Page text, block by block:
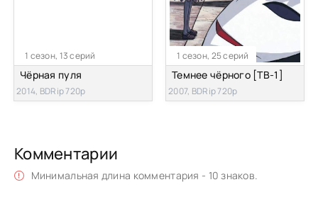
1 сезон, 13 серий
Чёрная пуля
2014, BDRip 720p
1 сезон, 25 серий
Темнее чёрного [ТВ-1]
2007, BDRip 720p
Комментарии
Минимальная длина комментария - 10 знаков.